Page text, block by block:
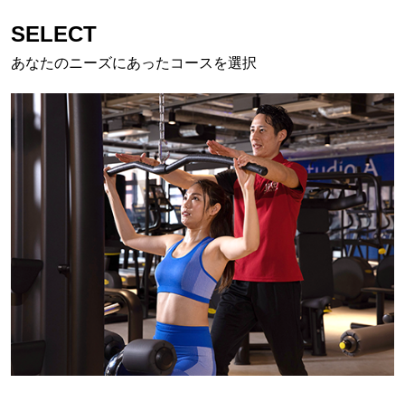
SELECT
あなたのニーズにあったコースを選択